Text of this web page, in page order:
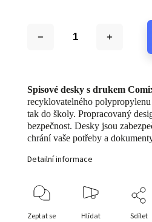
Spisové desky s drukem
recyklovatelného
tak do školy. Propracovaný
bezpečnost. Desky jsou
chrání vaše potřeby a
Detailní informace
Zeptat se Hlídat Sdílet